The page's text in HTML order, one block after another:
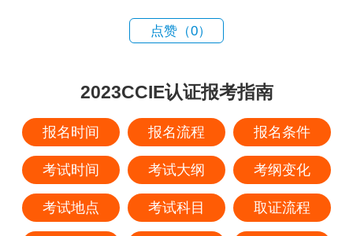
点赞（0）
2023CCIE认证报考指南
报名时间 报名流程 报名条件
考试时间 考试大纲 考纲变化
考试地点 考试科目 取证流程